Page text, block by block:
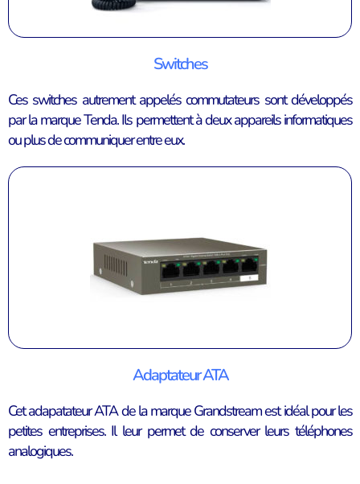
Switches
Ces switches autrement appelés commutateurs sont développés
par la marque Tenda. Ils permettent à deux appareils informatiques
ou plus de communiquer entre eux.
Adaptateur ATA
Cet adapatateur ATA de la marque Grandstream est idéal pour les
petites entreprises. Il leur permet de conserver leurs téléphones
analogiques.